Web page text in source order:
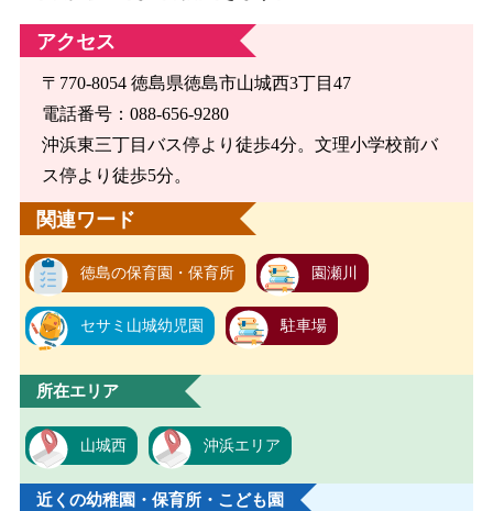
アクセス
〒770-8054 徳島県徳島市山城西3丁目47
電話番号：088-656-9280
沖浜東三丁目バス停より徒歩4分。文理小学校前バ
ス停より徒歩5分。
関連ワード
徳島の保育園・保育所 園瀬川
セサミ山城幼児園 駐車場
所在エリア
山城西 沖浜エリア
近くの幼稚園・保育所・こども園